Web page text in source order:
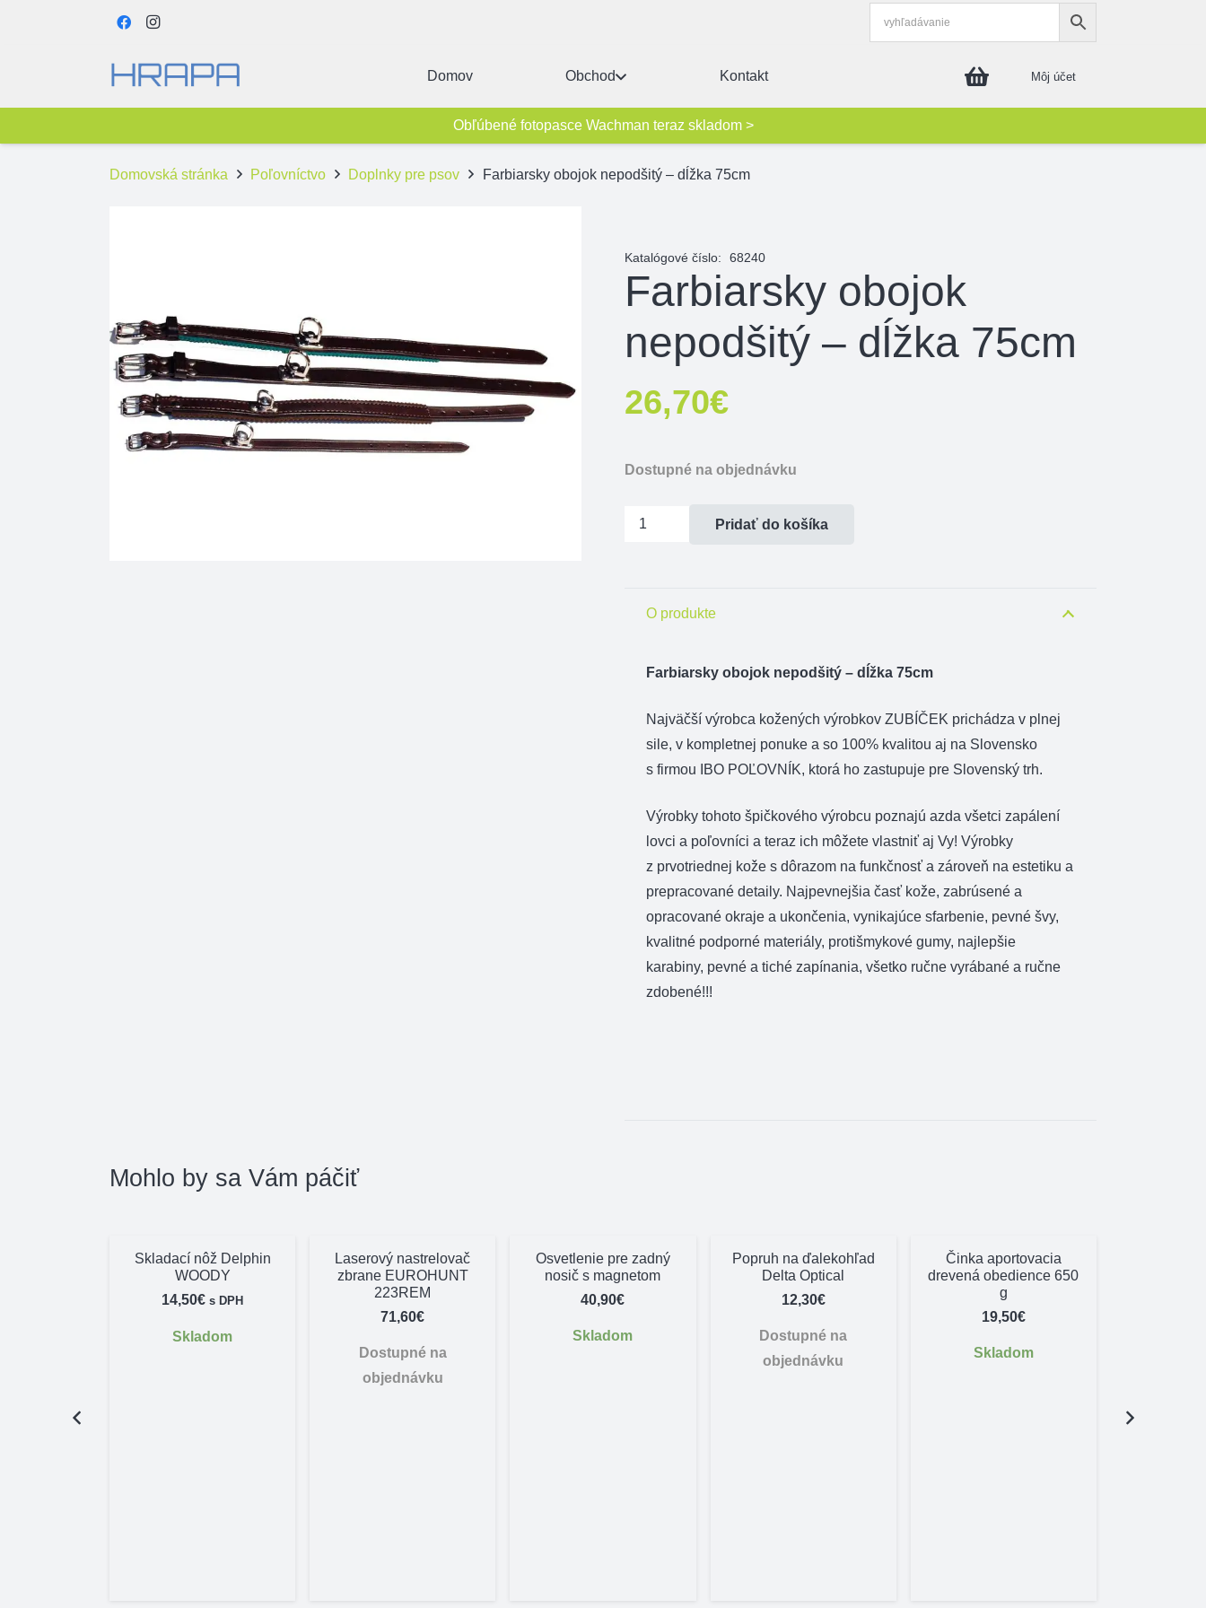
Domov Obchod Kontakt Môj účet
Obľúbené fotopasce Wachman teraz skladom >
Domovská stránka Poľovníctvo Doplnky pre psov Farbiarsky obojok nepodšitý – dĺžka 75cm
Katalógové číslo: 68240
Farbiarsky obojok
nepodšitý – dĺžka 75cm
26,70€
Dostupné na objednávku
množstvo
75cm
Pridať do košíka
O produkte
Farbiarsky obojok nepodšitý – dĺžka 75cm
Najväčší výrobca kožených výrobkov ZUBÍČEK prichádza v plnej
sile, v kompletnej ponuke a so 100% kvalitou aj na Slovensko
s firmou IBO POĽOVNÍK, ktorá ho zastupuje pre Slovenský trh.
Výrobky tohoto špičkového výrobcu poznajú azda všetci zapálení
lovci a poľovníci a teraz ich môžete vlastniť aj Vy! Výrobky
z prvotriednej kože s dôrazom na funkčnosť a zároveň na estetiku a
prepracované detaily. Najpevnejšia časť kože, zabrúsené a
opracované okraje a ukončenia, vynikajúce sfarbenie, pevné švy,
kvalitné podporné materiály, protišmykové gumy, najlepšie
karabiny, pevné a tiché zapínania, všetko ručne vyrábané a ručne
zdobené!!!
Mohlo by sa Vám páčiť
Skladací nôž Delphin
WOODY
14,50€ s DPH
Skladom
Laserový nastrelovač
zbrane EUROHUNT
223REM
71,60€
Dostupné na
objednávku
Osvetlenie pre zadný
nosič s magnetom
40,90€
Skladom
Popruh na ďalekohľad
Delta Optical
12,30€
Dostupné na
objednávku
Činka aportovacia
drevená obedience 650
g
19,50€
Skladom